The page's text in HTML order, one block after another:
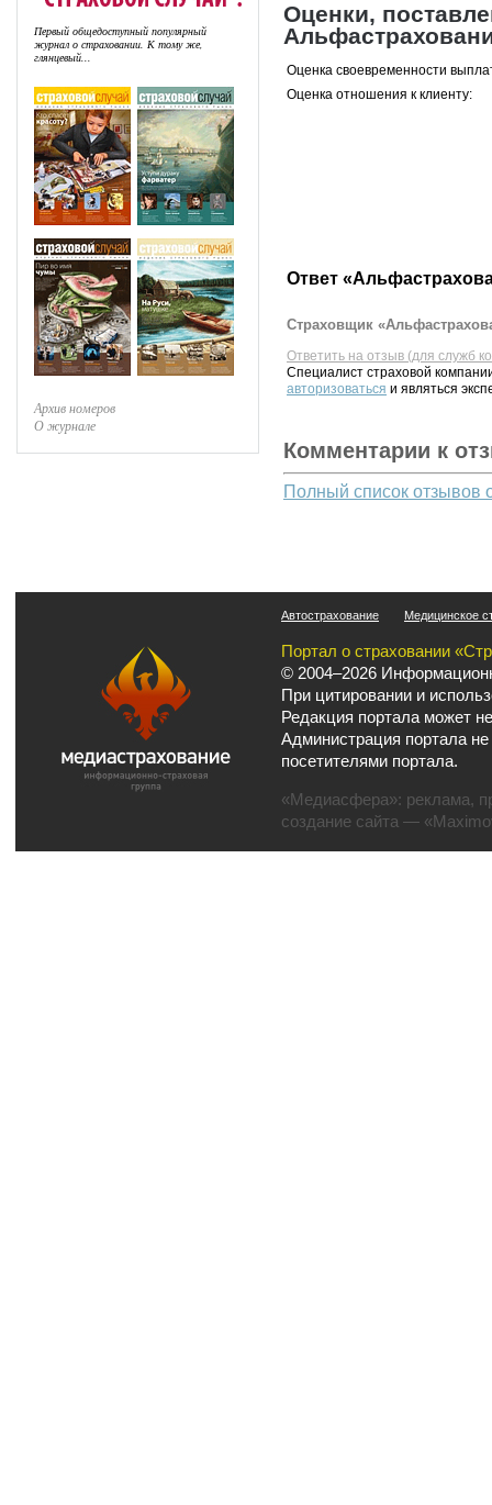
Первый общедоступный популярный
журнал о страховании. К тому же,
глянцевый...
Архив номеров
О журнале
Оценки,
Оценка своевременности
Оценка отношения к клиенту:
Ответ
Страховщик
Ответить на отзыв (для служб
Специалист страховой
авторизоваться и являться
Комментарии к
Полный список отзывов
Автострахование Медицинское
Портал о страховании
© 2004–2026
При цитировании и
Редакция портала может
Администрация портала
посетителями портала.
«Медиасфера»: реклама,
создание сайта —